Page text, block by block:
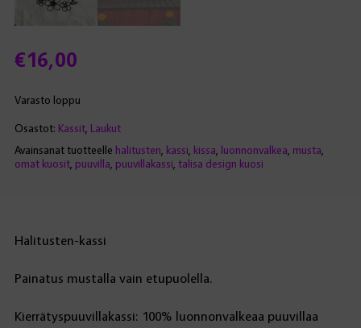
€16,00
Varasto loppu
Osastot: Kassit, Laukut
Avainsanat tuotteelle halitusten kassi kissa luonnonvalkea musta
omat kuosit, puuvilla puuvillakassi talisa design kuosi
Halitusten-kassi
Painatus mustalla vain etupuolella.
Kierrätyspuuvillakassi: 100% luonnonvalkeaa puuvillaa